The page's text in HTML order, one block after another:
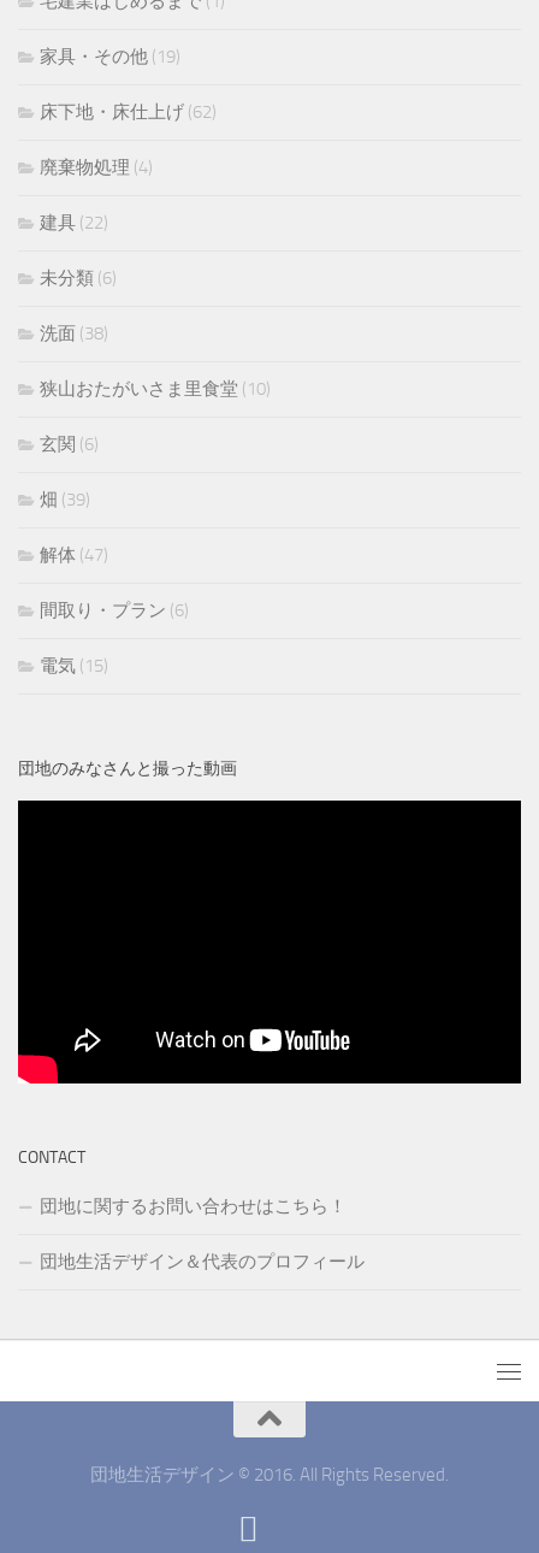
家具・その他 (19)
床下地・床仕上げ (62)
廃棄物処理 (4)
建具 (22)
未分類 (6)
洗面 (38)
狭山おたがいさま里食堂 (10)
玄関 (6)
畑 (39)
解体 (47)
間取り・プラン (6)
電気 (15)
団地のみなさんと撮った動画
CONTACT
団地に関するお問い合わせはこちら！
団地生活デザイン＆代表のプロフィール
団地生活デザイン © 2016. All Rights Reserved.